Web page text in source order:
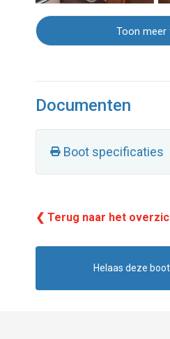
Toon meer
Documenten
Boot specificaties
❮ Terug naar het
Helaas deze